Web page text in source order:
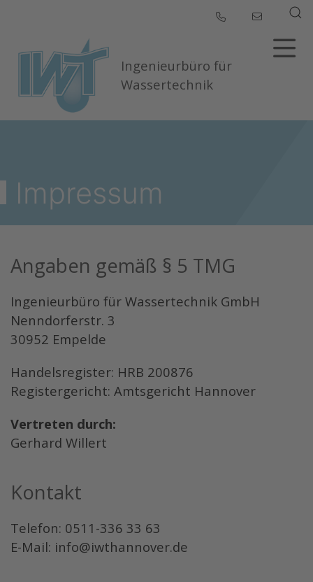
Ingenieurbüro für
Wassertechnik
Impressum
Angaben gemäß § 5 TMG
Ingenieurbüro für Wassertechnik GmbH
Nenndorferstr. 3
30952 Empelde
Handelsregister: HRB 200876
Registergericht: Amtsgericht Hannover
Vertreten durch:
Gerhard Willert
Kontakt
Telefon: 0511-336 33 63
E-Mail: info@iwthannover.de